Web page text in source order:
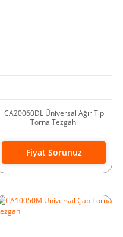
CA20060DL Üniversal Ağır Tip
Torna Tezgahı
Fiyat Sorunuz